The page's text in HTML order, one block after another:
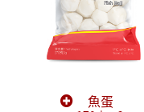
魚蛋